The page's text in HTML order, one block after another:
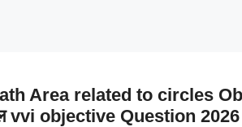
Area related to circles
vvi objective Question 2026